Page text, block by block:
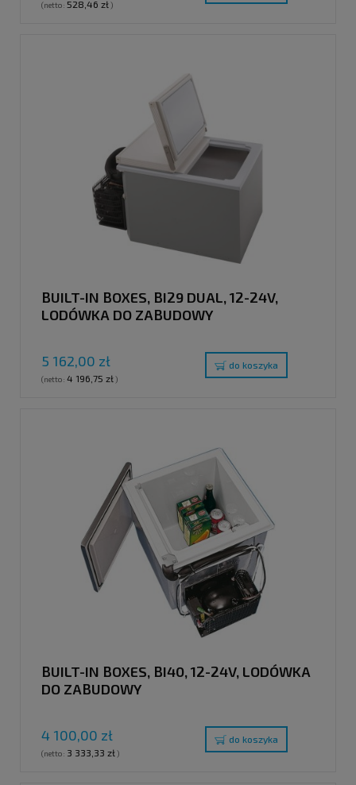
(netto: 528,46 zł)
BUILT-IN BOXES, BI29 DUAL, 12-24V,
LODÓWKA DO ZABUDOWY
5 162,00 zł
(netto: 4 196,75 zł)
do koszyka
BUILT-IN BOXES, BI40, 12-24V, LODÓWKA
DO ZABUDOWY
4 100,00 zł
(netto: 3 333,33 zł)
do koszyka